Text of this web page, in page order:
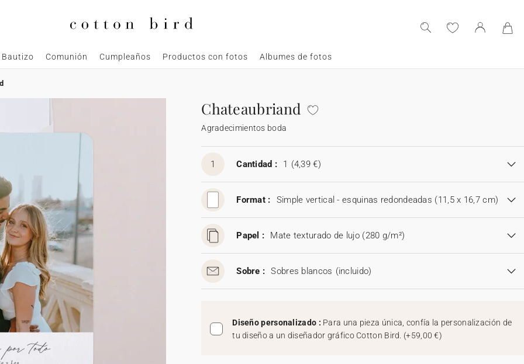
Bautizo Comunión Cumpleaños Productos con fotos Albumes de fotos
Chateaubriand
Agradecimientos boda
1 Cantidad : 1 (4,39 €)
Format : Simple vertical - esquinas redondeadas (11,5 x 16,7 cm)
Papel : Mate texturado de lujo (280 g/m²)
Sobre : Sobres blancos (incluido)
Diseño personalizado : Para una pieza única, confía la personalización de
tu diseño a un diseñador gráfico Cotton Bird. (+59,00 €)